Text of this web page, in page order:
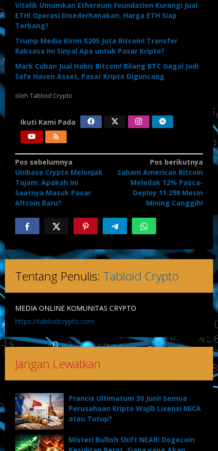
Vitalik Umumkan Ethereum Foundation Kurangi Jual
ETH! Operasi Disederhanakan, Harga ETH Siap
Terbang?
Trump Media Kirim $205 Juta Bitcoin! Transfer
Raksasa Ini Sinyal Apa untuk Pasar Kripto?
Mark Cuban Jual Habis Bitcoin! Bilang BTC Gagal Jadi
Safe Haven Asset, Pasar Kripto Diguncang
oleh Tabloid Crypto
Ikuti Kami Pada
Navigasi
pos
Pos sebelumnya
Unibase Crypto Melonjak
Tajam: Apakah Ini
Saatnya Masuk Pasar
Altcoin Baru?
Pos berikutnya
Saham American Bitcoin
Meledak 12% Pasca-
Deploy 11.298 Mesin
Mining Canggih!
Tentang Penulis: Tabloid Crypto
MEDIA ONLINE KOMUNITAS CRYPTO
https://tabloidcrypto.com
Jangan Lewatkan
Prancis Ultimatum 30 Juni! Semua
Perusahaan Kripto Wajib Lisensi MiCA
atau Tutup?
Misteri Bullish Shift NEAR! Dogecoin